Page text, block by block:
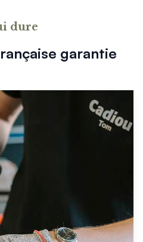
décoratives
rambardes > Tous nos garde-
rambardes > Garde-corps à
rambardes > Garde-corps
rambardes > Clôtures
rambardes > Aides à la montée
rambardes > Séparatifs de
de choix
voiture
de choix
> Porche d'entrée
> Cuisine extérieure
aluminium > Tous nos
garantie
dure